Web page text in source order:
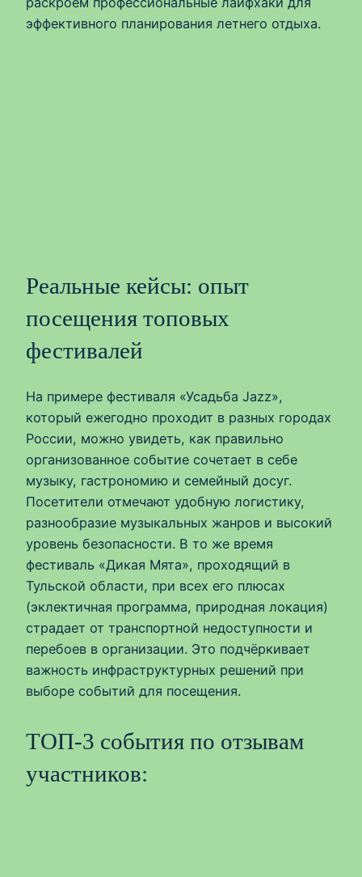
эффективного планирования летнего отдыха.
Реальные кейсы: опыт
посещения топовых
фестивалей
На примере фестиваля «Усадьба Jazz»,
который ежегодно проходит в разных городах
России, можно увидеть, как правильно
организованное событие сочетает в себе
музыку, гастрономию и семейный досуг.
Посетители отмечают удобную логистику,
разнообразие музыкальных жанров и высокий
уровень безопасности. В то же время
фестиваль «Дикая Мята», проходящий в
Тульской области, при всех его плюсах
(эклектичная программа, природная локация)
страдает от транспортной недоступности и
перебоев в организации. Это подчёркивает
важность инфраструктурных решений при
выборе событий для посещения.
ТОП-3 события по отзывам
участников: